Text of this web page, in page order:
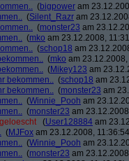
(bigpower am
(Silent_Razr am
(monster23 am
(mko am 23.12.2008,
(schop18 am
(mko am
(Mikey123 am
bekommen.. (schop18 am
bekommen.. (monster23 am
(Winnie_Pooh am
(monster23 am
(User128884 am
(MJFox am 23.12.2008,
(Winnie_Pooh am
(monster23 am